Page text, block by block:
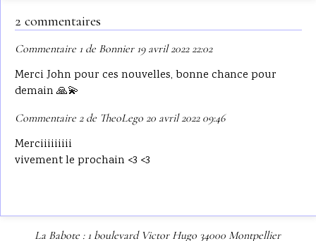
2 commentaires
Commentaire 1 de Bonnier 19 avril 2022 22:02
Merci John pour ces nouvelles, bonne chance pour
demain 🙏💫
Commentaire 2 de TheoLego 20 avril 2022 09:46
Merciiiiiiiii
vivement le prochain <3 <3
La Babote : 1 boulevard Victor Hugo 34000 Montpellier